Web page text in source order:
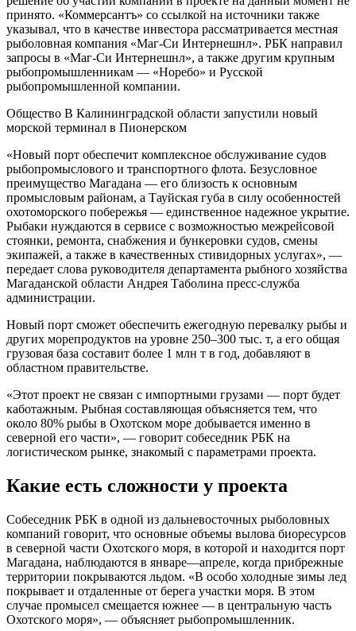
принято. «Коммерсантъ» со ссылкой на источники также
указывал, что в качестве инвестора рассматривается местная
рыболовная компания «Маг-Си Интернешнл». РБК направил
запросы в «Маг-Си Интернешнл», а также другим крупным
рыбопромышленникам — «Норебо» и Русской
рыбопромышленной компании.
Общество В Калининградской области запустили новый
морской терминал в Пионерском
«Новый порт обеспечит комплексное обслуживание судов
рыбопромыслового и транспортного флота. Безусловное
преимущество Магадана — его близость к основным
промысловым районам, а Тауйская губа в силу особенностей
охотоморского побережья — единственное надежное укрытие.
Рыбаки нуждаются в сервисе с возможностью межрейсовой
стоянки, ремонта, снабжения и бункеровки судов, смены
экипажей, а также в качественных стивидорных услугах», —
передает слова руководителя департамента рыбного хозяйства
Магаданской области Андрея Таболина пресс-служба
администрации.
Новый порт сможет обеспечить ежегодную перевалку рыбы и
других морепродуктов на уровне 250–300 тыс. т, а его общая
грузовая база составит более 1 млн т в год, добавляют в
областном правительстве.
«Этот проект не связан с импортными грузами — порт будет
каботажным. Рыбная составляющая объясняется тем, что
около 80% рыбы в Охотском море добывается именно в
северной его части», — говорит собеседник РБК на
логистическом рынке, знакомый с параметрами проекта.
Какие есть сложности у проекта
Собеседник РБК в одной из дальневосточных рыболовных
компаний говорит, что основные объемы вылова биоресурсов
в северной части Охотского моря, в которой и находится порт
Магадана, наблюдаются в январе—апреле, когда прибрежные
территории покрываются льдом. «В особо холодные зимы лед
покрывает и отдаленные от берега участки моря. В этом
случае промысел смещается южнее — в центральную часть
Охотского моря», — объясняет рыбопромышленник.